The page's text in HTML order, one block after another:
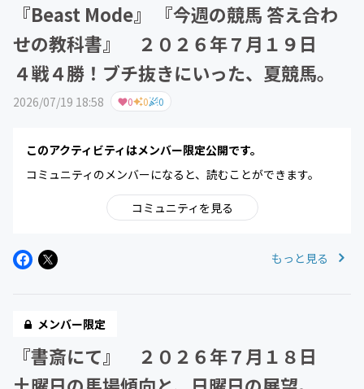
『Beast Mode』 『今週の競馬 答え合わ
せの教科書』 ２０２６年７月１９日
４戦４勝！ブチ抜きにいった、夏競馬。
2026/07/19 18:58 0 0 0
このアクティビティはメンバー限定公開です。
コミュニティのメンバーになると、読むことができます。
コミュニティを見る
もっと見る
メンバー限定
『書斎にて』 ２０２６年７月１８日